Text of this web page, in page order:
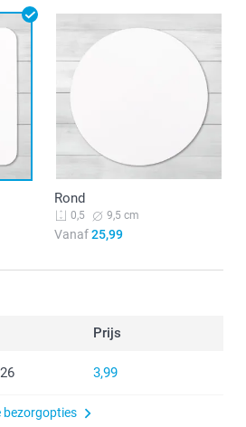
Rond
0,5 9,5 cm
Vanaf25,99
Prijs
3,99
bezorgopties